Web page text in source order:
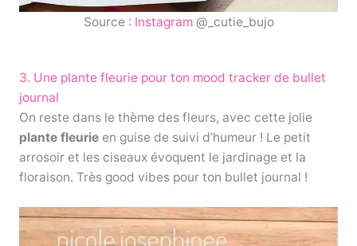
Source : Instagram@_cutie_bujo
3. Une plante fleurie pour ton mood tracker de bullet
journal
On reste dans le thème des fleurs, avec cette jolie
plante fleurieen guise de suivi d’humeur ! Le petit
arrosoir et les ciseaux évoquent le jardinage et la
floraison. Très good vibes pour ton bullet journal !